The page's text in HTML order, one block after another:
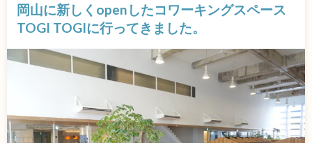
岡山に新しくopenしたコワーキングスペース
TOGI TOGIに行ってきました。